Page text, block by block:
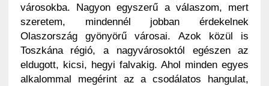
városokba. Nagyon egyszerű a válaszom, mert
szeretem, mindennél jobban érdekelnek
Olaszország gyönyörű városai. Azok közül is
Toszkána régió, a nagyvárosoktól egészen az
eldugott, kicsi, hegyi falvakig. Ahol minden egyes
alkalommal megérint az a csodálatos hangulat,